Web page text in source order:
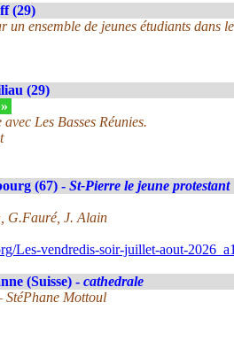
(29)
un ensemble de jeunes étudiants dans
(29)
Les Basses Réunies.
(67) - St-Pierre le jeune protestant
G.Fauré, J. Alain
Les-vendredis-soir-juillet-aout-
(Suisse) - cathedrale
StéPhane Mottoul